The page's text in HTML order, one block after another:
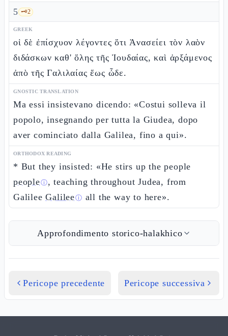
5 🗝️2
GREEK
οἱ δὲ ἐπίσχυον λέγοντες ὅτι Ἀνασείει τὸν λαὸν
διδάσκων καθ' ὅλης τῆς Ἰουδαίας, καὶ ἀρξάμενος
ἀπὸ τῆς Γαλιλαίας ἕως ὧδε.
GNOSTIC TRANSLATION
Ma essi insistevano dicendo: «Costui solleva il
popolo, insegnando per tutta la Giudea, dopo
aver cominciato dalla Galilea, fino a qui».
ORTHODOX READING
* But they insisted: «He stirs up the people
peopleⓘ, teaching throughout Judea, from
GalileeGalileeⓘ all the way to here».
Approfondimento storico-halakhico
Pericope precedente Pericope successiva